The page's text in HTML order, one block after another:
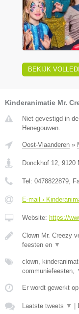
BEKIJK
Kinderanimatie Mr.
Niet gevestigd in
Henegouwen.
Oost-Vlaanderen »
Donckhof 12, 9120
Tel: 0478822879,
E-mail ›
Website: https://
Clown Mr. Creezy
feesten en ▼
clown,
communiefeesten,
Er wordt gewerkt
Laatste tweets ▼